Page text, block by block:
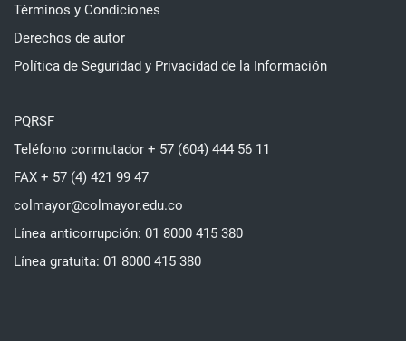
Términos y Condiciones
Derechos de autor
Política de Seguridad y Privacidad de la Información
PQRSF
Teléfono conmutador + 57 (604) 444 56 11
FAX + 57 (4) 421 99 47
colmayor@colmayor.edu.co
Línea anticorrupción: 01 8000 415 380
Línea gratuita: 01 8000 415 380